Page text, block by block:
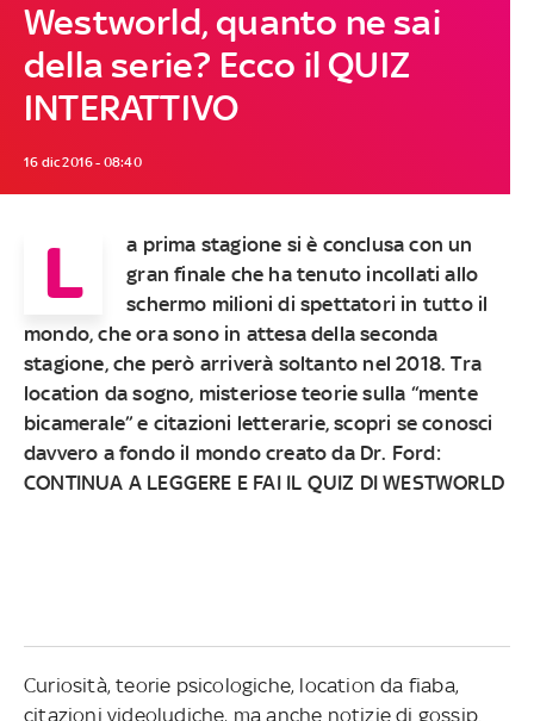
Westworld, quanto ne sai
della serie? Ecco il QUIZ
INTERATTIVO
16 dic 2016 - 08:40
L
a prima stagione si è conclusa con un
gran finale che ha tenuto incollati allo
schermo milioni di spettatori in tutto il
mondo, che ora sono in attesa della seconda
stagione, che però arriverà soltanto nel 2018. Tra
location da sogno, misteriose teorie sulla “mente
bicamerale” e citazioni letterarie, scopri se conosci
davvero a fondo il mondo creato da Dr. Ford:
CONTINUA A LEGGERE E FAI IL QUIZ DI WESTWORLD
Curiosità, teorie psicologiche, location da fiaba,
citazioni videoludiche, ma anche notizie di gossip.